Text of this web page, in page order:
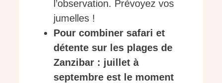
l’observation. Prévoyez vos
jumelles !
Pour combiner safari et
détente sur les plages de
Zanzibar : juillet à
septembre est le moment